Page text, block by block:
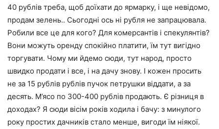
40 рублів треба, щоб доїхати до ярмарку, і ще невідомо,
продам зелень.. Сьогодні ось ні рубля не запрацювала.
Робили все це для кого? Для комерсантів і спекулянтів?
Вони можуть оренду спокійно платити, їм тут вигідно
торгувати. Чому ми йдемо сюди, тут народ, просто
швидко продати і все, і на дачу знову. І кожен просить
не за 15 рублів рублів пучок петрушки віддати, а за
десять. М’ясо по 300-400 рублів продають. Є різниця в
доходах? Я сюди вісім років ходила і бачу: з минулого
року простих дачників стало менше, вигоди їм ніякої.